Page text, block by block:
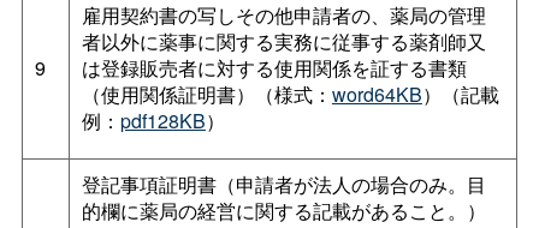
9
雇用契約書の写しその他申請者の、薬局の管理
者以外に薬事に関する実務に従事する薬剤師又
は登録販売者に対する使用関係を証する書類
（使用関係証明書）（様式： word64KB）（記載
例： pdf128KB）
登記事項証明書（申請者が法人の場合のみ。目
的欄に薬局の経営に関する記載があること。）